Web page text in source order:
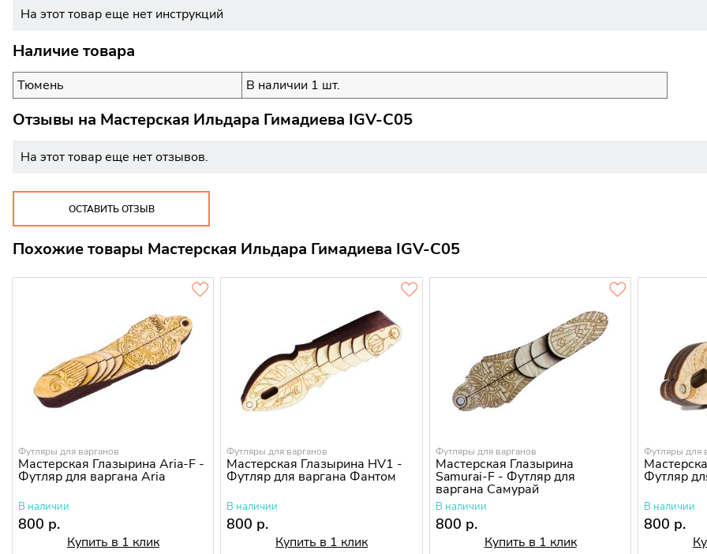
На этот товар еще нет инструкций
Наличие товара
Тюмень В наличии 1 шт.
Отзывы на Мастерская Ильдара Гимадиева IGV-C05
На этот товар еще нет отзывов.
ОСТАВИТЬ ОТЗЫВ
Похожие товары Мастерская Ильдара Гимадиева IGV-C05
Футляры для варганов
Мастерская Глазырина Aria-F -
Футляр для варгана Aria
В наличии
800 р.
Купить в 1 клик
Футляры для варганов
Мастерская Глазырина HV1 -
Футляр для варгана Фантом
В наличии
800 р.
Купить в 1 клик
Футляры для варганов
Мастерская Глазырина
Samurai-F - Футляр для
варгана Самурай
В наличии
800 р.
Купить в 1 клик
Футляры для
Футляр
В наличии
800 р.